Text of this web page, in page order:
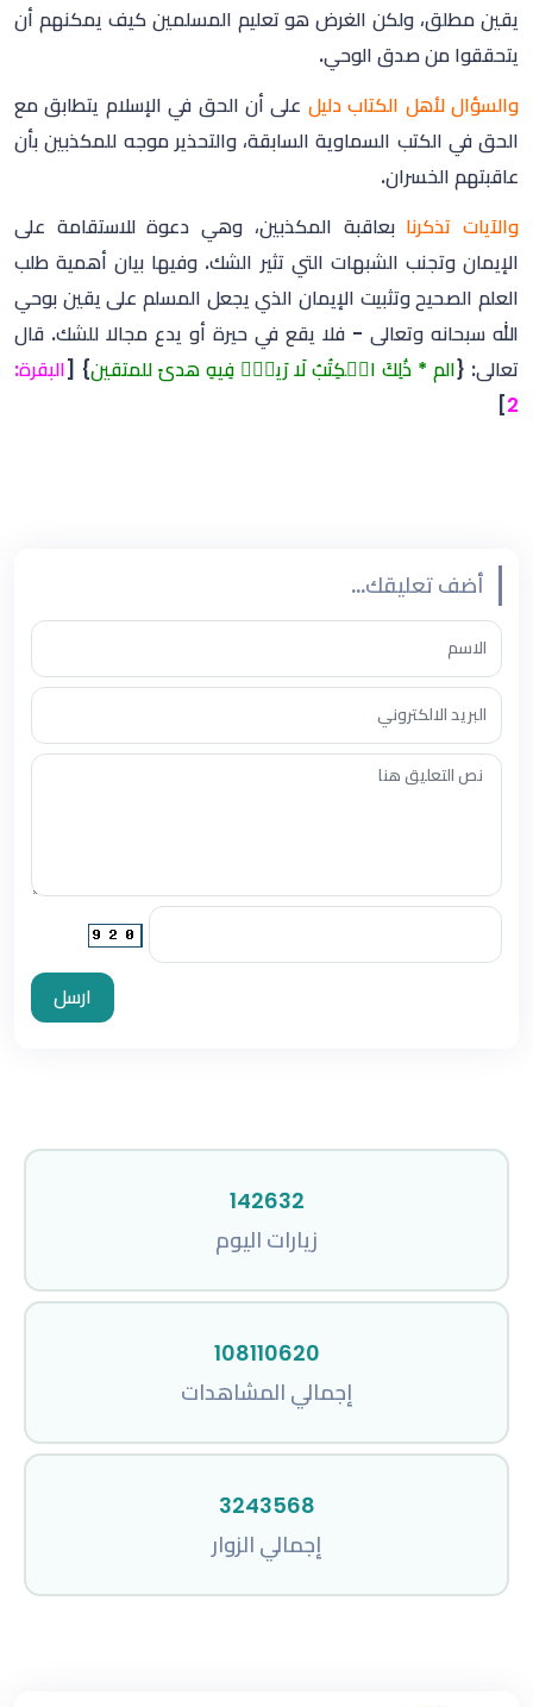
يقين مطلق، ولكن الغرض هو تعليم المسلمين كيف يمكنهم أن
يتحققوا من صدق الوحي.
والسؤال لأهل الكتاب دليل على أن الحق في الإسلام يتطابق مع
الحق في الكتب السماوية السابقة، والتحذير موجه للمكذبين بأن
عاقبتهم الخسران.
والآيات تذكرنا بعاقبة المكذبين، وهي دعوة للاستقامة على
الإيمان وتجنب الشبهات التي تثير الشك. وفيها بيان أهمية طلب
العلم الصحيح وتثبيت الإيمان الذي يجعل المسلم على يقين بوحي
الله سبحانه وتعالى - فلا يقع في حيرة أو يدع مجالا للشك. قال
تعالى: {الم * ذَٰلِكَ الۡكِتَٰبُ لَا رَيبَۛ فِيهِ هدىً للمتقين} [البقرة:
2
]
أضف تعليقك...
ارسل
142632
زيارات اليوم
108110620
إجمالي المشاهدات
3243568
إجمالي الزوار